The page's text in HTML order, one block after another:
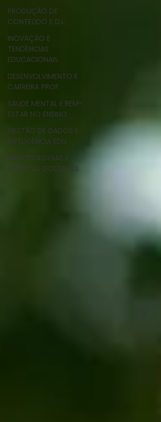
PRODUÇÃO DE
CONTEÚDO E D.I.
INOVAÇÃO E
TENDÊNCIAS
EDUCACIONAIS
DESENVOLVIMENTO E
CARREIRA PROF.
SAÚDE MENTAL E BEM-
ESTAR NO ENSINO
GESTÃO DE DADOS E
INTELIGÊNCIA EDU
METODOLOGIAS E
PRÁTICAS DOCENTES